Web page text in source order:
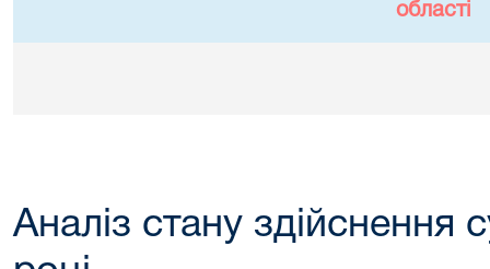
області
Аналіз стану здійснення